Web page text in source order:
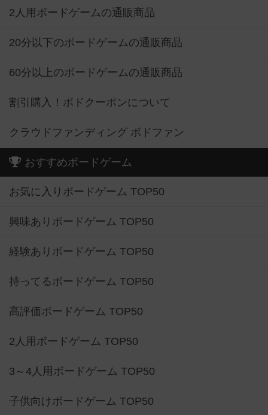
2人用ボードゲームの通販商品
20分以下のボードゲームの通販商品
60分以上のボードゲームの通販商品
割引購入！ボドクーポンについて
クラウドファンディング ボドファン
おすすめボードゲーム
お気に入りボードゲーム TOP50
興味ありボードゲーム TOP50
経験ありボードゲーム TOP50
持ってるボードゲーム TOP50
高評価ボードゲーム TOP50
2人用ボードゲーム TOP50
3～4人用ボードゲーム TOP50
子供向けボードゲーム TOP50